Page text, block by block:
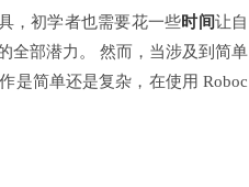
，初学者也需要花一些时间让自
全部潜力。 然而，当涉及到简单
是简单还是复杂，在使用 Roboc